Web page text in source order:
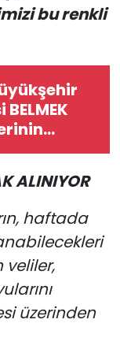
bu renkli
El Emeği
ALINIYOR
haftada
veliler,
üzerinden